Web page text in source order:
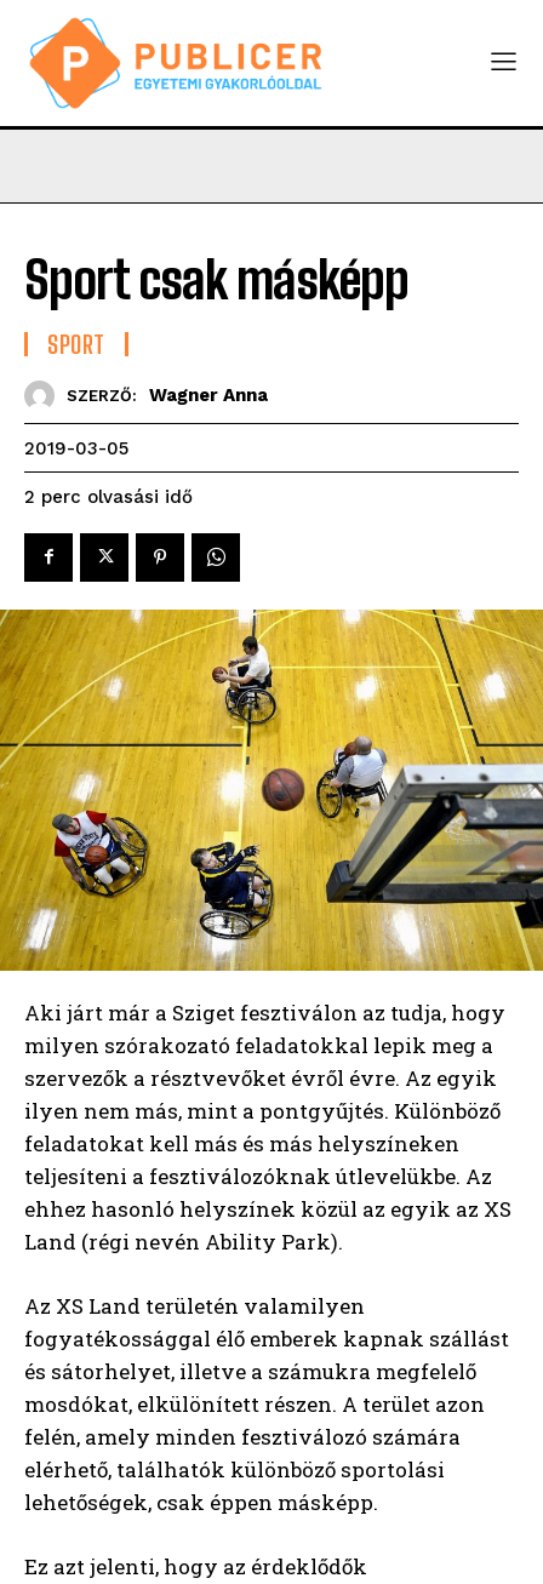
Sport csak másképp
SPORT
SZERZŐ: Wagner Anna
2019-03-05
2 perc olvasási idő
Aki járt már a Sziget fesztiválon az tudja, hogy
milyen szórakozató feladatokkal lepik meg a
szervezők a résztvevőket évről évre. Az egyik
ilyen nem más, mint a pontgyűjtés. Különböző
feladatokat kell más és más helyszíneken
teljesíteni a fesztiválozóknak útlevelükbe. Az
ehhez hasonló helyszínek közül az egyik az XS
Land (régi nevén Ability Park).
Az XS Land területén valamilyen
fogyatékossággal élő emberek kapnak szállást
és sátorhelyet, illetve a számukra megfelelő
mosdókat, elkülönített részen. A terület azon
felén, amely minden fesztiválozó számára
elérhető, találhatók különböző sportolási
lehetőségek, csak éppen másképp.
Ez azt jelenti, hogy az érdeklődők